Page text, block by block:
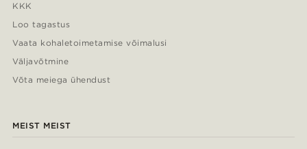
KKK
Loo tagastus
Vaata kohaletoimetamise võimalusi
Väljavõtmine
Võta meiega ühendust
MEIST MEIST